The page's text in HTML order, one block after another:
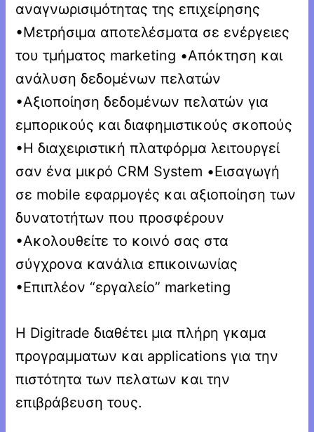
αναγνωρισιμότητας της επιχείρησης
•Μετρήσιμα αποτελέσματα σε ενέργειες
του τμήματος marketing •Απόκτηση και
ανάλυση δεδομένων πελατών
•Αξιοποίηση δεδομένων πελατών για
εμπορικούς και διαφημιστικούς σκοπούς
•Η διαχειριστική πλατφόρμα λειτουργεί
σαν ένα μικρό CRM System •Εισαγωγή
σε mobile εφαρμογές και αξιοποίηση των
δυνατοτήτων που προσφέρουν
•Ακολουθείτε το κοινό σας στα
σύγχρονα κανάλια επικοινωνίας
•Επιπλέον “εργαλείο” marketing
H Digitrade διαθέτει μια πλήρη γκαμα
προγραμματων και applications για την
πιστότητα των πελατων και την
επιβράβευση τους.